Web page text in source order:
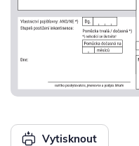
Vytisknout